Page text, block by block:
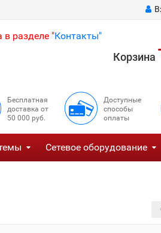
разделе "Контакты"
Корзина
Бесплатная
доставка от
50 000 руб.
Доступные
способы
оплаты
Сетевое оборудование